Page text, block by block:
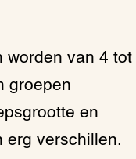
worden van 4 tot
groepen
en
erg verschillen.